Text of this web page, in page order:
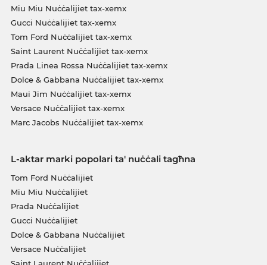
Miu Miu Nuċċalijiet tax-xemx
Gucci Nuċċalijiet tax-xemx
Tom Ford Nuċċalijiet tax-xemx
Saint Laurent Nuċċalijiet tax-xemx
Prada Linea Rossa Nuċċalijiet tax-xemx
Dolce & Gabbana Nuċċalijiet tax-xemx
Maui Jim Nuċċalijiet tax-xemx
Versace Nuċċalijiet tax-xemx
Marc Jacobs Nuċċalijiet tax-xemx
L-aktar marki popolari ta' nuċċali tagħna
Tom Ford Nuċċalijiet
Miu Miu Nuċċalijiet
Prada Nuċċalijiet
Gucci Nuċċalijiet
Dolce & Gabbana Nuċċalijiet
Versace Nuċċalijiet